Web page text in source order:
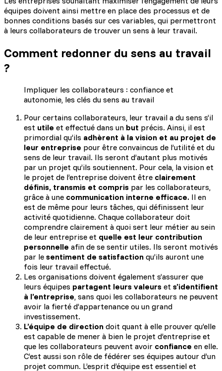
équipes doivent ainsi mettre en place des processus et de
bonnes conditions basés sur ces variables, qui permettront
à leurs collaborateurs de trouver un sens à leur travail.
Comment redonner du sens au travail
?
Impliquer les collaborateurs : confiance et
autonomie, les clés du sens au travail
Pour certains collaborateurs, leur travail a du sens s’il
est utile et effectué dans un but précis. Ainsi, il est
primordial qu’ils adhèrent à la vision et au projet de
leur entreprise pour être convaincus de l’utilité et du
sens de leur travail. Ils seront d’autant plus motivés
par un projet qu’ils soutiennent. Pour cela, la vision et
le projet de l’entreprise doivent être clairement
définis, transmis et compris par les collaborateurs,
grâce à une communication interne efficace. Il en
est de même pour leurs tâches, qui définissent leur
activité quotidienne. Chaque collaborateur doit
comprendre clairement à quoi sert leur métier au sein
de leur entreprise et quelle est leur contribution
personnelle afin de se sentir utiles. Ils seront motivés
par le sentiment de satisfaction qu’ils auront une
fois leur travail effectué.
Les organisations doivent également s’assurer que
leurs équipes partagent leurs valeurs et s’identifient
à l’entreprise, sans quoi les collaborateurs ne peuvent
avoir la fierté d’appartenance ou un grand
investissement.
L’équipe de direction doit quant à elle prouver qu’elle
est capable de mener à bien le projet d’entreprise et
que les collaborateurs peuvent avoir confiance en elle.
C’est aussi son rôle de fédérer ses équipes autour d’un
projet commun. L’esprit d’équipe est essentiel et